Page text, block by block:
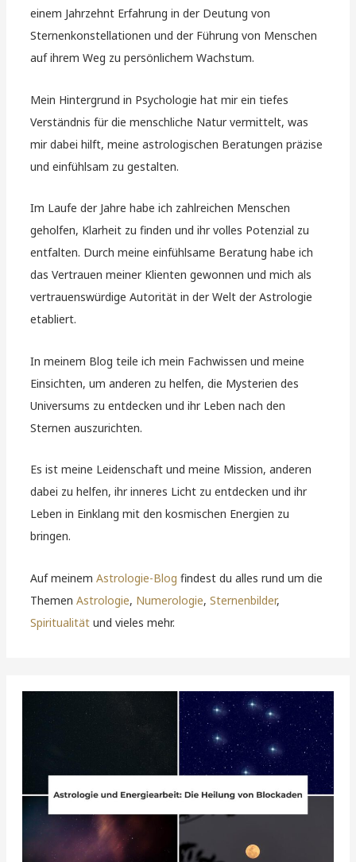
einem Jahrzehnt Erfahrung in der Deutung von
Sternenkonstellationen und der Führung von Menschen
auf ihrem Weg zu persönlichem Wachstum.
Mein Hintergrund in Psychologie hat mir ein tiefes
Verständnis für die menschliche Natur vermittelt, was
mir dabei hilft, meine astrologischen Beratungen präzise
und einfühlsam zu gestalten.
Im Laufe der Jahre habe ich zahlreichen Menschen
geholfen, Klarheit zu finden und ihr volles Potenzial zu
entfalten. Durch meine einfühlsame Beratung habe ich
das Vertrauen meiner Klienten gewonnen und mich als
vertrauenswürdige Autorität in der Welt der Astrologie
etabliert.
In meinem Blog teile ich mein Fachwissen und meine
Einsichten, um anderen zu helfen, die Mysterien des
Universums zu entdecken und ihr Leben nach den
Sternen auszurichten.
Es ist meine Leidenschaft und meine Mission, anderen
dabei zu helfen, ihr inneres Licht zu entdecken und ihr
Leben in Einklang mit den kosmischen Energien zu
bringen.
Auf meinemAstrologie-Blog findest du alles rund um die
ThemenAstrologie, Numerologie,Sternenbilder,
Spiritualität und vieles mehr.